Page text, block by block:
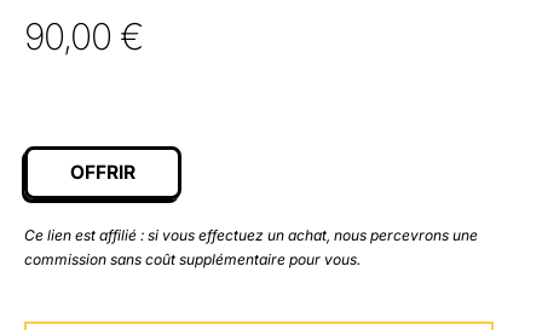
90,00 €
OFFRIR
Ce lien est affilié : si vous effectuez un achat, nous percevrons une
commission sans coût supplémentaire pour vous.